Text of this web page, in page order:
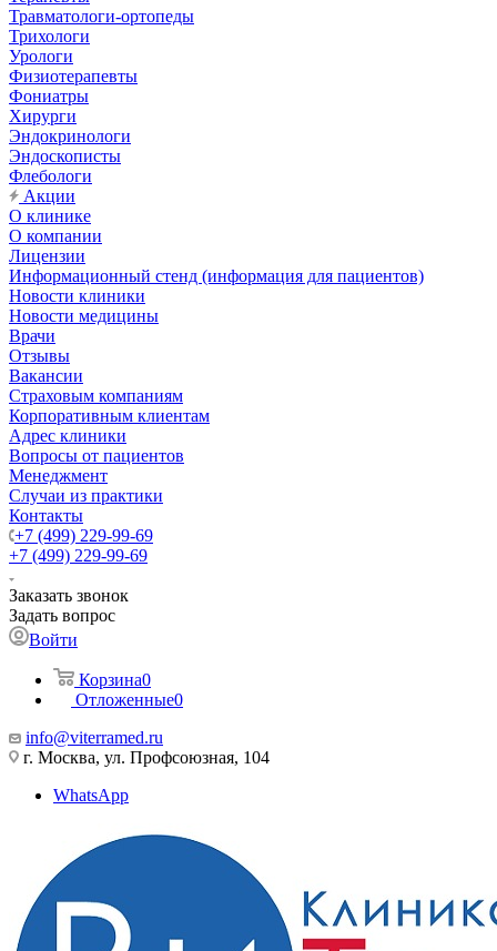
Травматологи-ортопеды
Трихологи
Урологи
Физиотерапевты
Фониатры
Хирурги
Эндокринологи
Эндоскописты
Флебологи
Акции
О клинике
О компании
Лицензии
Информационный стенд (информация для пациентов)
Новости клиники
Новости медицины
Врачи
Отзывы
Вакансии
Страховым компаниям
Корпоративным клиентам
Адрес клиники
Вопросы от пациентов
Менеджмент
Случаи из практики
Контакты
+7 (499) 229-99-69
+7 (499) 229-99-69
Заказать звонок
Задать вопрос
Войти
Корзина0
Отложенные0
info@viterramed.ru
г. Москва, ул. Профсоюзная, 104
WhatsApp